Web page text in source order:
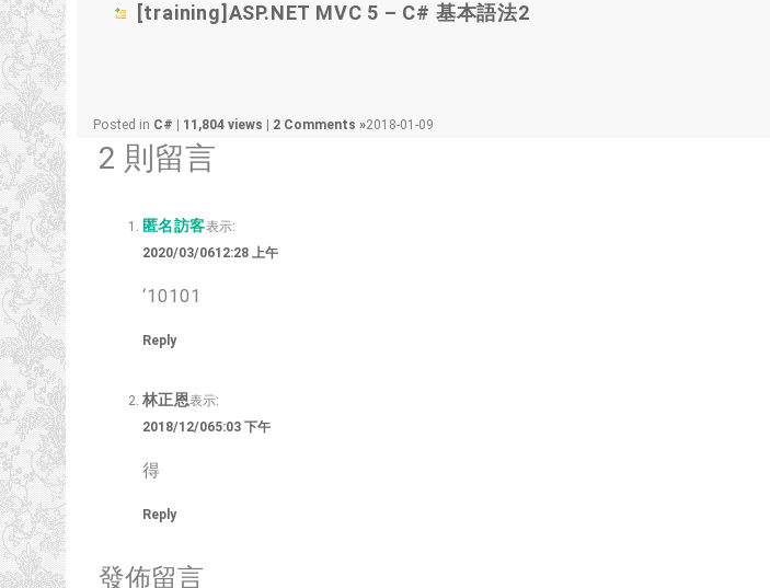
[training]ASP.NET MVC 5 – C# 基本語法2
Posted in C# 11,804 views 2 Comments »2018-01-09
2 則留言
匿名訪客表示:
2020/03/0612:28 上午
‘10101
Reply
林正恩表示:
2018/12/065:03 下午
得
Reply
發佈留言